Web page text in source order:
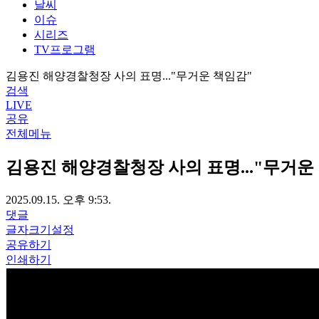
날씨
이슈
시리즈
TV프로그램
김용진 해양경찰청장 사의 표명..."무거운 책임감"
검색
LIVE
공유
전체메뉴
김용진 해양경찰청장 사의 표명..."무거
2025.09.15. 오후 9:53.
댓글
글자크기설정
공유하기
인쇄하기